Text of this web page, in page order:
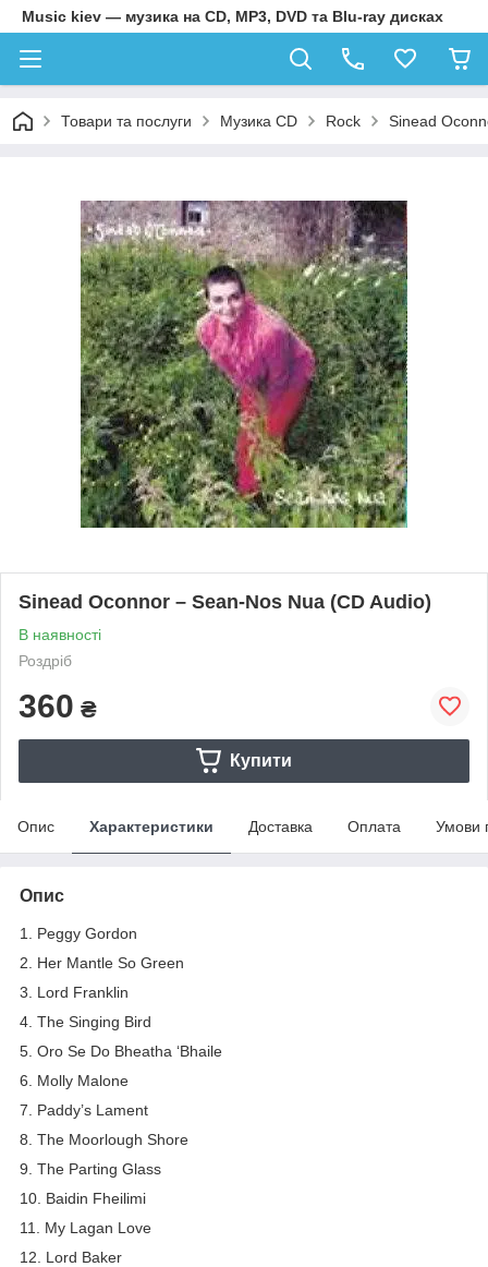
Music kiev — музика на CD, MP3, DVD та Blu-ray дисках
Товари та послуги Музика CD Rock Sinead
Sinead Oconnor – Sean-Nos Nua (CD Audio)
В наявності
Роздріб
360 ₴
Купити
Опис Характеристики Доставка Оплата Умови
Опис
1. Peggy Gordon
2. Her Mantle So Green
3. Lord Franklin
4. The Singing Bird
5. Oro Se Do Bheatha ‘Bhaile
6. Molly Malone
7. Paddy’s Lament
8. The Moorlough Shore
9. The Parting Glass
10. Baidin Fheilimi
11. My Lagan Love
12. Lord Baker